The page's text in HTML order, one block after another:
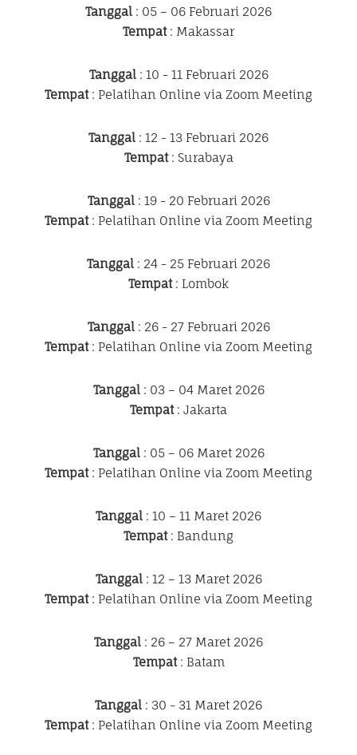
Tanggal : 05 – 06 Februari 2026
Tempat: Makassar
Tanggal: 10 - 11 Februari 2026
Tempat: Pelatihan Online via Zoom Meeting
Tanggal : 12 - 13 Februari 2026
Tempat: Surabaya
Tanggal: 19 - 20 Februari 2026
Tempat: Pelatihan Online via Zoom Meeting
Tanggal : 24 - 25 Februari 2026
Tempat: Lombok
Tanggal: 26 - 27 Februari 2026
Tempat: Pelatihan Online via Zoom Meeting
Tanggal: 03 – 04 Maret 2026
Tempat: Jakarta
Tanggal: 05 – 06 Maret 2026
Tempat: Pelatihan Online via Zoom Meeting
Tanggal : 10 – 11 Maret 2026
Tempat: Bandung
Tanggal: 12 – 13 Maret 2026
Tempat: Pelatihan Online via Zoom Meeting
Tanggal : 26 – 27 Maret 2026
Tempat: Batam
Tanggal : 30 - 31 Maret 2026
Tempat: Pelatihan Online via Zoom Meeting